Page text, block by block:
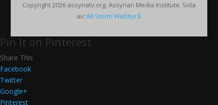
Copyright 2026 assyriatv.org. Assyrian Media Institute. Sida
av: IM Storm Webbyrå
Pin It on Pinterest
Share This
Facebook
Twitter
Google+
Pinterest